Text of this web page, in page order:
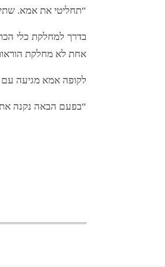
“תחליטי את אמא.
אחת לא מחלקת
לקופה אמא מגיעה עם
“בפעם הבאה נקנה